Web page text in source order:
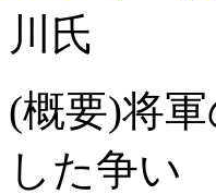
川氏
(概要)将
した争い